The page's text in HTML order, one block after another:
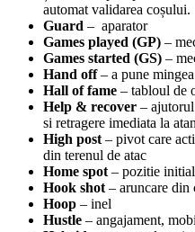
automat validarea coșului.
Guard – aparator
Games played (GP) –
Games started (GS) –
Hand off– a pune
Hall of fame – tabloul de
Help & recover –
si retragere imediata la
High post – pivot care
din terenul de atac
Home spot – pozitie
Hook shot – aruncare din
Hoop – inel
Hustle – angajament,